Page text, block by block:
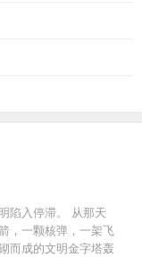
陷入停滞。 从那天
，一颗核弹，一架飞
而成的文明金字塔轰